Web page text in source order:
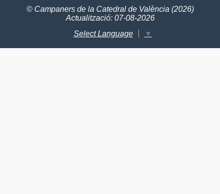
© Campaners de la Catedral de València (2026)
Actualització: 07-08-2026
Select Language
▼